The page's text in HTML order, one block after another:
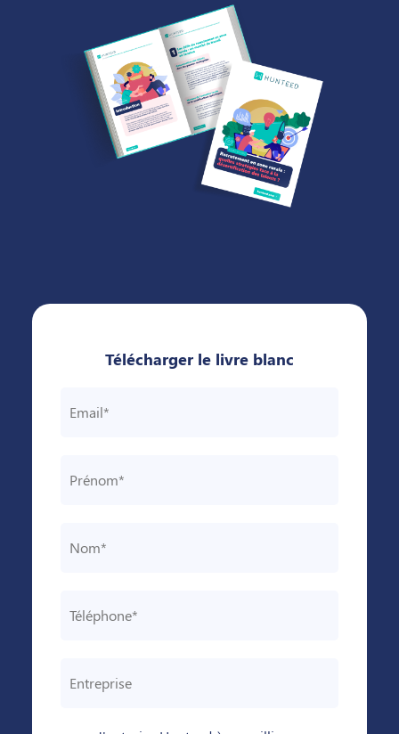
Télécharger le livre blanc